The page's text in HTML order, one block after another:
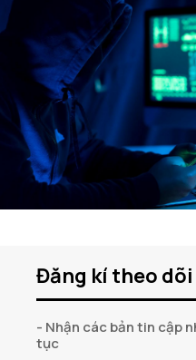
Đăng kí theo dõi
- Nhận các bản tin cập
tục